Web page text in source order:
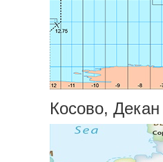
Косово,